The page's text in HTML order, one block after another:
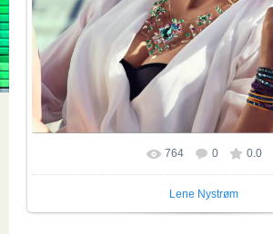
Размер фотографии: 1069x924
764 0 0.0
Lene Nystrøm